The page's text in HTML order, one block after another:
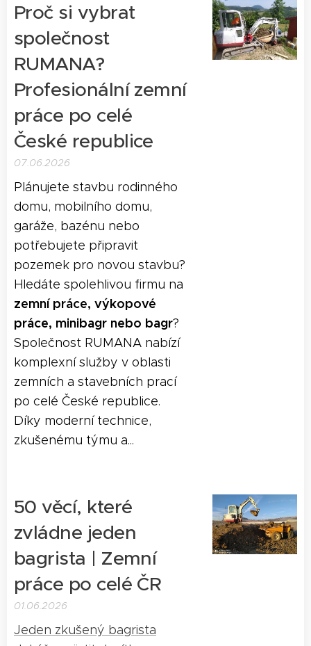
Proč si vybrat
společnost
RUMANA?
Profesionální zemní
práce po celé
České republice
07.06.2026
Plánujete stavbu rodinného
domu, mobilního domu,
garáže, bazénu nebo
potřebujete připravit
pozemek pro novou stavbu?
Hledáte spolehlivou firmu na
zemní práce, výkopové
práce, minibagr nebo bagr?
Společnost RUMANA nabízí
komplexní služby v oblasti
zemních a stavebních prací
po celé České republice.
Díky moderní technice,
zkušenému týmu a...
50 věcí, které
zvládne jeden
bagrista | Zemní
práce po celé ČR
01.06.2026
Jeden zkušený bagrista